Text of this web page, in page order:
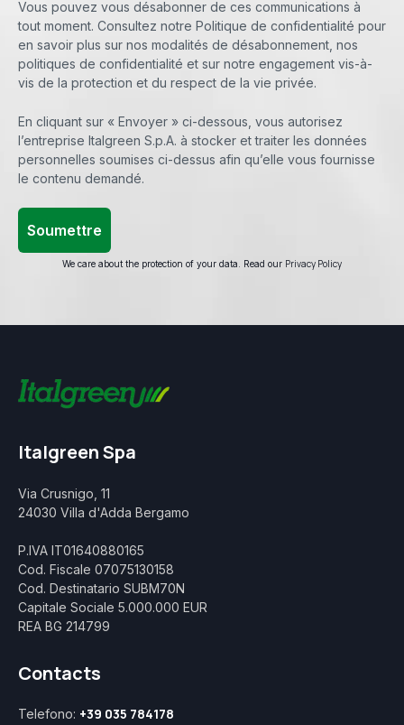
Vous pouvez vous désabonner de ces communications à
tout moment. Consultez notre Politique de confidentialité pour
en savoir plus sur nos modalités de désabonnement, nos
politiques de confidentialité et sur notre engagement vis-à-
vis de la protection et du respect de la vie privée.
En cliquant sur « Envoyer » ci-dessous, vous autorisez
l’entreprise Italgreen S.p.A. à stocker et traiter les données
personnelles soumises ci-dessus afin qu’elle vous fournisse
le contenu demandé.
We care about the protection of your data. Read our Privacy Policy
Italgreen Spa
Via Crusnigo, 11
24030 Villa d'Adda Bergamo
P.IVA IT01640880165
Cod. Fiscale 07075130158
Cod. Destinatario SUBM70N
Capitale Sociale 5.000.000 EUR
REA BG 214799
Contacts
Telefono: +39 035 784178